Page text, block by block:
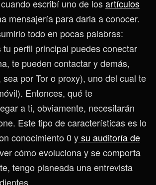
escribí uno de losartículos
mensajería para darla a conocer.
todo en pocas palabras:
tu perfil principal puedes conectar
te pueden contactar y demás,
por Tor o proxy), uno del cual te
Entonces, qué te
a ti, obviamente, necesitarán
Este tipo de características es lo
conocimiento 0 ysu auditoría de
cómo evoluciona y se comporta
tengo planeada una entrevista